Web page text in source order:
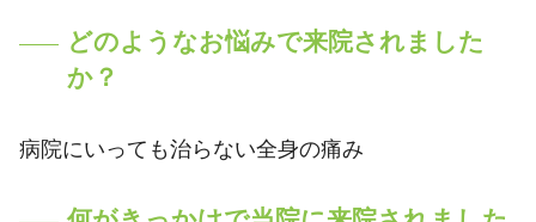
どのようなお悩みで来院されました
か？
病院にいっても治らない全身の痛み